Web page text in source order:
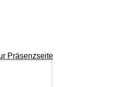
Präsenzseite